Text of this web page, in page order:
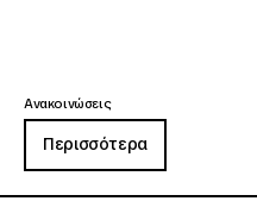
Ανακοινώσεις
Περισσότερα